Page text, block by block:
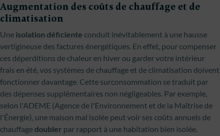
Augmentation des coûts de chauffage et de
climatisation
Une isolation déficiente conduit inévitablement à une hausse
vertigineuse des factures énergétiques. En effet, pour compenser
ces déperditions de chaleur en hiver ou garder votre intérieur
frais en été, vos systèmes de chauffage et de climatisation doivent
fonctionner davantage. Cette surconsommation se traduit par
des dépenses supplémentaires non négligeables. Par exemple,
selon l'ADEME (Agence de l'Environnement et de la Maîtrise de
l'Énergie), une maison mal isolée peut voir ses coûts annuels de
chauffagedoubler par rapport à une habitation bien isolée.